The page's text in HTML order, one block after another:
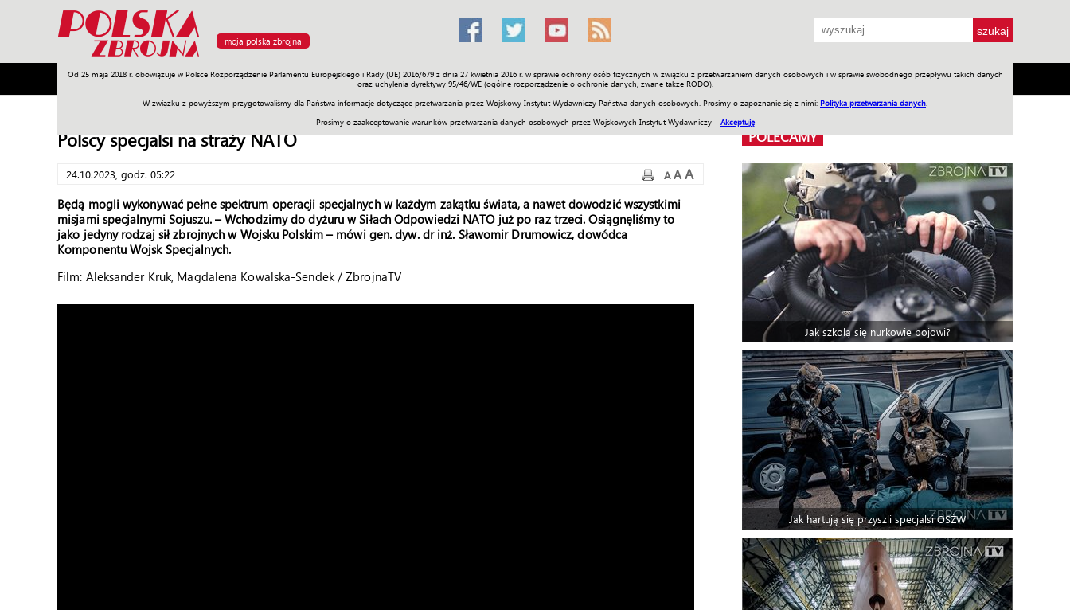
moja polska zbrojna
Od 25 maja 2018 r. obowiązuje w Polsce Rozporządzenie Parlamentu Europejskiego i Rady (UE) 2016/679 z dnia 27 kwietnia 2016 r. w sprawie ochrony osób fizycznych w związku z przetwarzaniem danych osobowych i w sprawie swobodnego przepływu takich danych
oraz uchylenia dyrektywy 95/46/WE (ogólne rozporządzenie o ochronie danych, zwane także RODO).
W związku z powyższym przygotowaliśmy dla Państwa informacje dotyczące przetwarzania przez Wojskowy Instytut Wydawniczy Państwa danych osobowych. Prosimy o zapoznanie się z nimi: Polityka przetwarzania danych
Prosimy o zaakceptowanie warunków przetwarzania danych osobowych przez Wojskowych Instytut Wydawniczy – Akceptuję
Armia Poligon Sprzęt Misje Polityka Prawo Świat Społeczność Sport Historia Galerie Wideo ENGLISH SKLEP Jednodniówki Praca w WIW
Polscy specjalsi na straży NATO
24.10.2023, godz. 05:22 A A A
Będą mogli wykonywać pełne spektrum operacji specjalnych w każdym zakątku świata, a nawet dowodzić wszystkimi
misjami specjalnymi Sojuszu. – Wchodzimy do dyżuru w Siłach Odpowiedzi NATO już po raz trzeci. Osiągnęliśmy to
jako jedyny rodzaj sił zbrojnych w Wojsku Polskim – mówi gen. dyw. dr inż. Sławomir Drumowicz, dowódca
Komponentu Wojsk Specjalnych.
Film: Aleksander Kruk, Magdalena Kowalska-Sendek / ZbrojnaTV
POLECAMY
Jak szkolą się nurkowie bojowi?
Jak hartują się przyszli specjalsi OSŻW